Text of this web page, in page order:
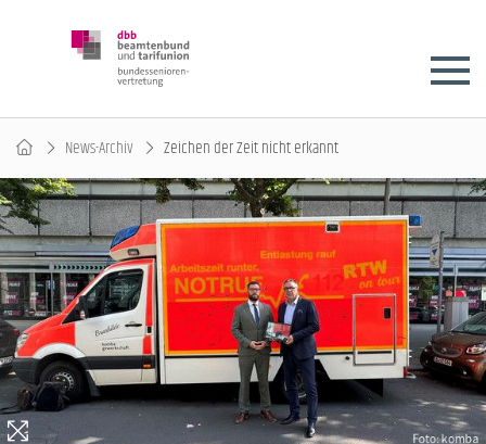
News-Archiv Zeichen der Zeit nicht erkannt